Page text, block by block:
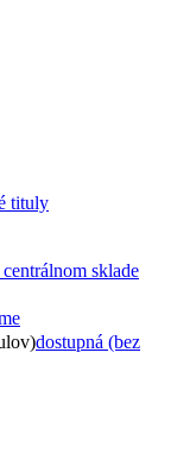
tituly
centrálnom sklade
dostupná (bez